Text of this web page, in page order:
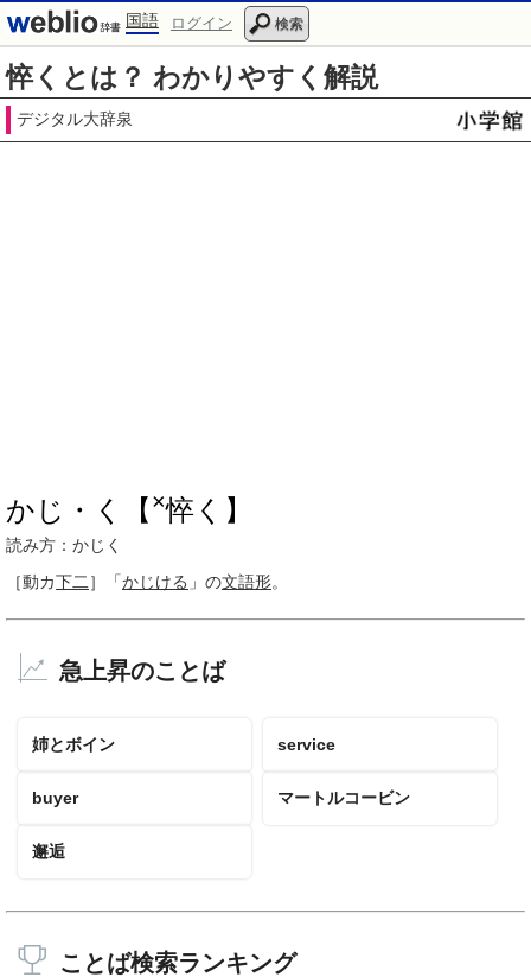
国語 ログイン 検索
悴くとは？ わかりやすく解説
デジタル大辞泉
かじ・く【 ×悴く】
読み方：かじく
［動カ下二 ］ 「かじける 」の文語形。
急上昇のことば
姉とボイン service
buyer マートルコービン
邂逅
ことば検索ランキング